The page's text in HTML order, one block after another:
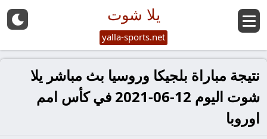
يلا شوت
yalla-sports.net
نتيجة مباراة بلجيكا وروسيا بث مباشر يلا
شوت اليوم 12-06-2021 في كأس امم
اوروبا